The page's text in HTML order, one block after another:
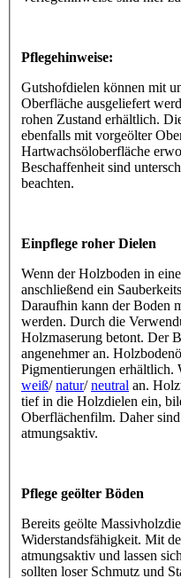
Pflegehinweise:
Gutshofdielen können mit
Oberfläche ausgeliefert
rohen Zustand erhältlich.
ebenfalls mit vorgeölter
Hartwachsöloberfläche
Beschaffenheit sind
beachten.
Einpflege roher Dielen
Wenn der Holzboden in
anschließend ein
Daraufhin kann der Boden
werden. Durch die
Holzmaserung betont. Der
angenehmer an.
Pigmentierungen erhältlich.
weiß/natur/neutral an.
tief in die Holzdielen ein,
Oberflächenfilm. Daher
atmungsaktiv.
Pflege geölter Böden
Bereits geölte
Widerstandsfähigkeit. Mit
atmungsaktiv und lassen
sollten loser Schmutz und